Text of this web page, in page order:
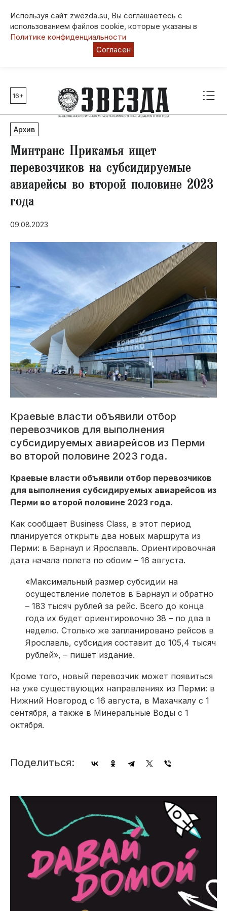
Используя сайт zwezda.su, Вы соглашаетесь с
использованием файлов cookie, которые указаны в
Политике конфиденциальности
Согласен
Главные темы
80 лет Победы
Молодежная столица РФ
СВО
Социальная поддержка
Инфраструктура
Благоустройство
16+
Архив
Минтранс Прикамья ищет
перевозчиков на субсидируемые
авиарейсы во второй половине 2023
года
09.08.2023
Краевые власти объявили отбор
перевозчиков для выполнения
субсидируемых авиарейсов из Перми
во второй половине 2023 года.
Краевые власти объявили отбор перевозчиков
для выполнения субсидируемых авиарейсов из
Перми во второй половине 2023 года.
Как сообщает Business Class, в этот период
планируется открыть два новых маршрута из
Перми: в Барнаул и Ярославль. Ориентировочная
дата начала полета по обоим – 16 августа.
«Максимальный размер субсидии на
осуществление полетов в Барнаул и обратно
– 183 тысяч рублей за рейс. Всего до конца
года их будет ориентировочно 38 – по два в
неделю. Столько же запланировано рейсов в
Ярославль, субсидия составит до 105,4 тысяч
рублей», – пишет издание.
Кроме того, новый перевозчик может появиться
на уже существующих направлениях из Перми: в
Нижний Новгород с 16 августа, в Махачкалу с 1
сентября, а также в Минеральные Воды с 1
октября.
Поделиться: